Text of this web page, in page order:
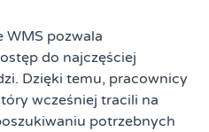
WMS pozwala
do najczęściej
Dzięki temu, pracownicy
wcześniej tracili na
potrzebnych